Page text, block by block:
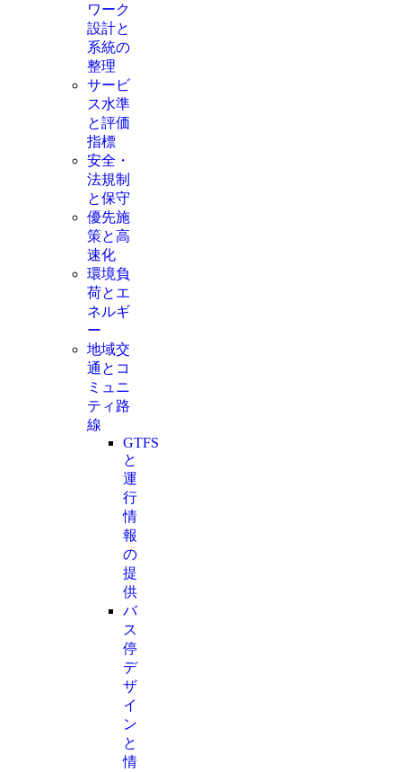
ワーク
設計と
系統の
整理
サービ
ス水準
と評価
指標
安全・
法規制
と保守
優先施
策と高
速化
環境負
荷とエ
ネルギ
ー
地域交
通とコ
ミュニ
ティ路
線
GTFS
と
運
行
情
報
の
提
供
バ
ス
停
デ
ザ
イ
ン
と
情